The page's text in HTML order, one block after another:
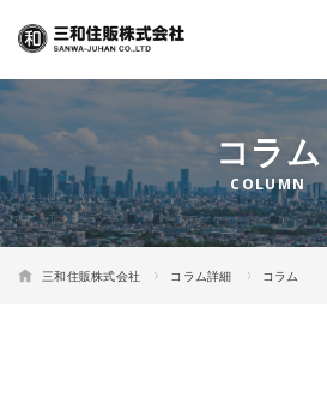
コラム
三和住販株式会社 コラム詳細 コラム